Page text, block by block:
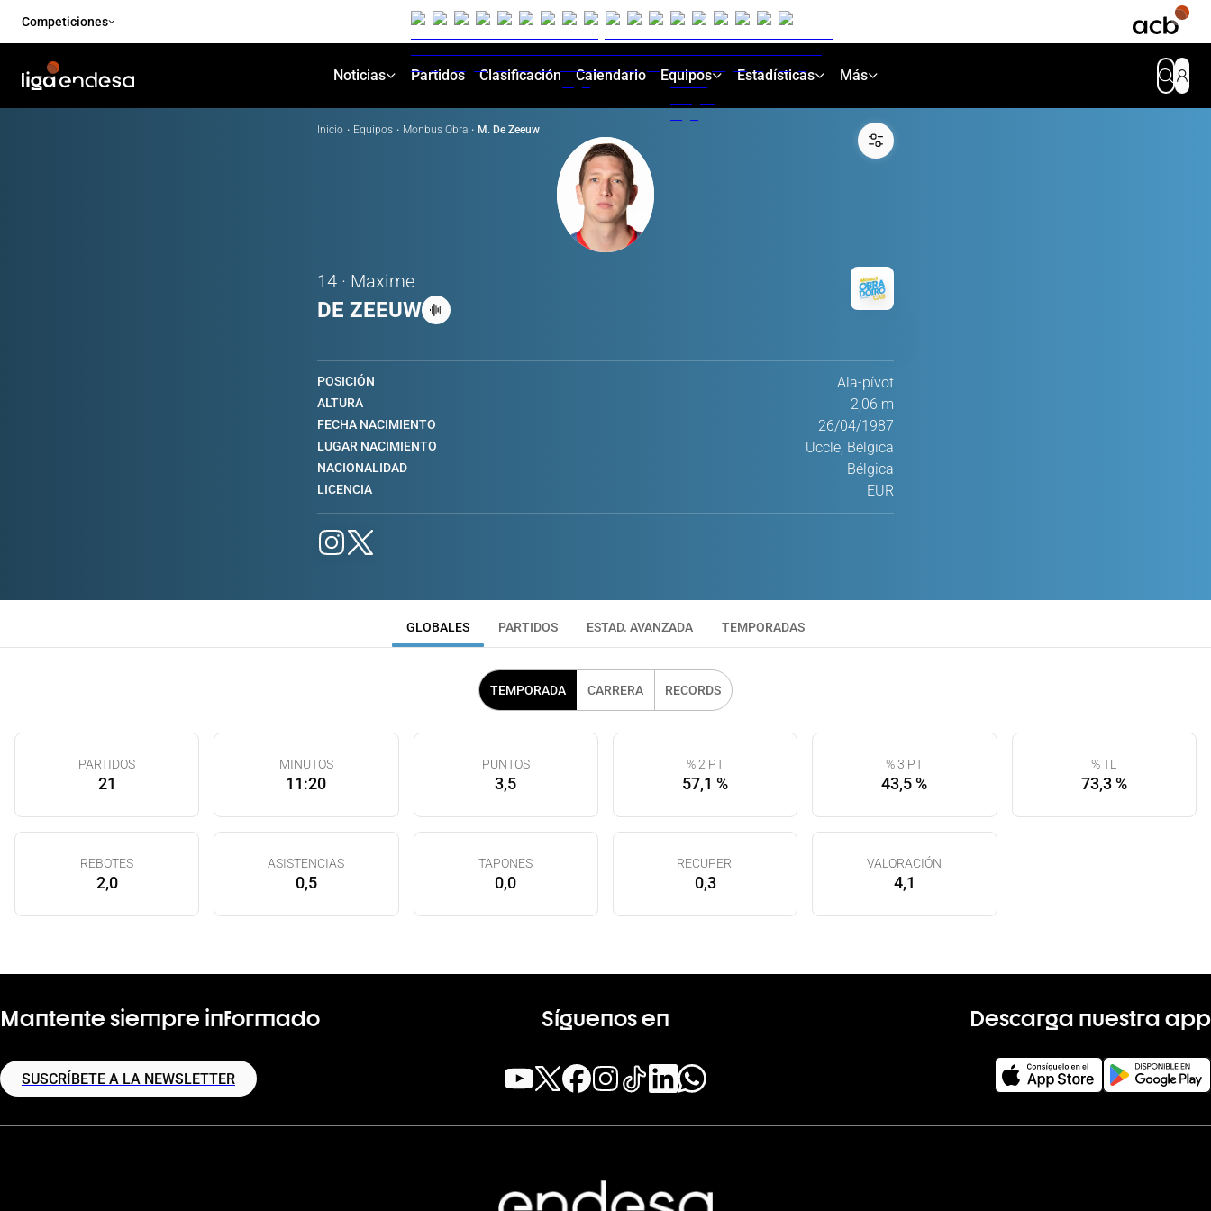
Competiciones
Noticias Partidos Clasificación Calendario Equipos Estadísticas Más
Inicio · Equipos · Monbus Obra · M. De Zeeuw
14 · Maxime
DE ZEEUW
POSICIÓN Ala-pívot
ALTURA 2,06 m
FECHA NACIMIENTO 26/04/1987
LUGAR NACIMIENTO Uccle, Bélgica
NACIONALIDAD Bélgica
LICENCIA EUR
GLOBALES PARTIDOS ESTAD. AVANZADA TEMPORADAS
TEMPORADA CARRERA RECORDS
PARTIDOS
21
MINUTOS
11:20
PUNTOS
3,5
% 2 PT
57,1 %
% 3 PT
43,5 %
% TL
73,3 %
REBOTES
2,0
ASISTENCIAS
0,5
TAPONES
0,0
RECUPER.
0,3
VALORACIÓN
4,1
Mantente siempre informado
SUSCRÍBETE A LA NEWSLETTER
Síguenos en Descarga nuestra app